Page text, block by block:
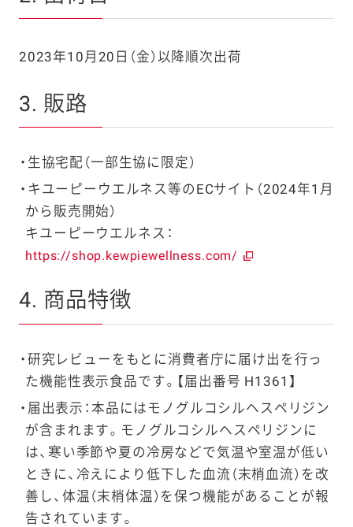
2023年10月20日（金）以降順次出荷
3. 販路
生協宅配（一部生協に限定）
キユーピーウエルネス等のECサイト（2024年1月
から販売開始）
キユーピーウエルネス：
https://shop.kewpiewellness.com/
4. 商品特徴
研究レビューをもとに消費者庁に届け出を行っ
た機能性表示食品です。【届出番号 H1361】
届出表示：本品にはモノグルコシルヘスペリジン
が含まれます。モノグルコシルヘスペリジンに
は、寒い季節や夏の冷房などで気温や室温が低い
ときに、冷えにより低下した血流（末梢血流）を改
善し、体温（末梢体温）を保つ機能があることが報
告されています。